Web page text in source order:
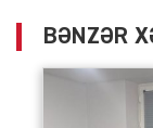
BƏNZƏR